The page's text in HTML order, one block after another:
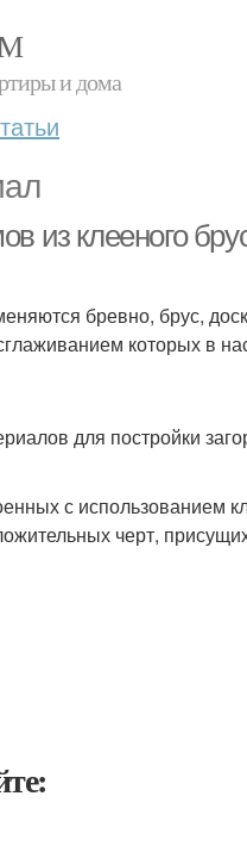
и дома
из клееного
бревно, брус,
которых в
для постройки
с использованием
черт,